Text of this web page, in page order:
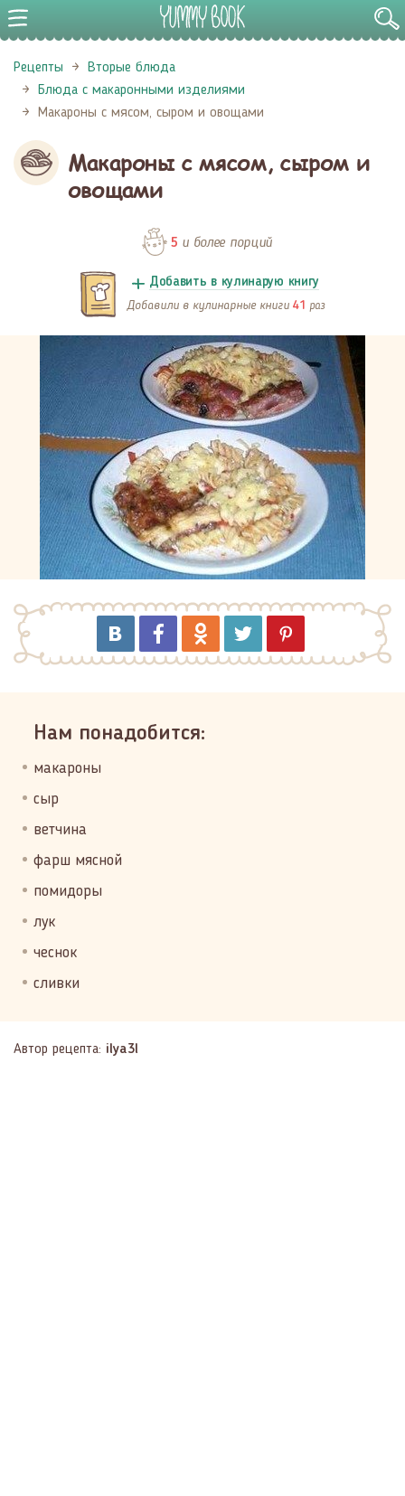
Рецепты
Вторые блюда
Блюда с макаронными изделиями
Макароны с мясом, сыром и овощами
Макароны с мясом, сыром и
овощами
5 и более порций
Добавить в кулинарую книгу
Добавили в кулинарные книги 41 раз
Нам понадобится:
макароны
сыр
ветчина
фарш мясной
помидоры
лук
чеснок
сливки
Автор рецепта: ilya3l